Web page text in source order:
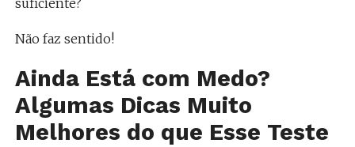
suficiente?
Não faz sentido!
Ainda Está com Medo?
Algumas Dicas Muito
Melhores do que Esse Teste